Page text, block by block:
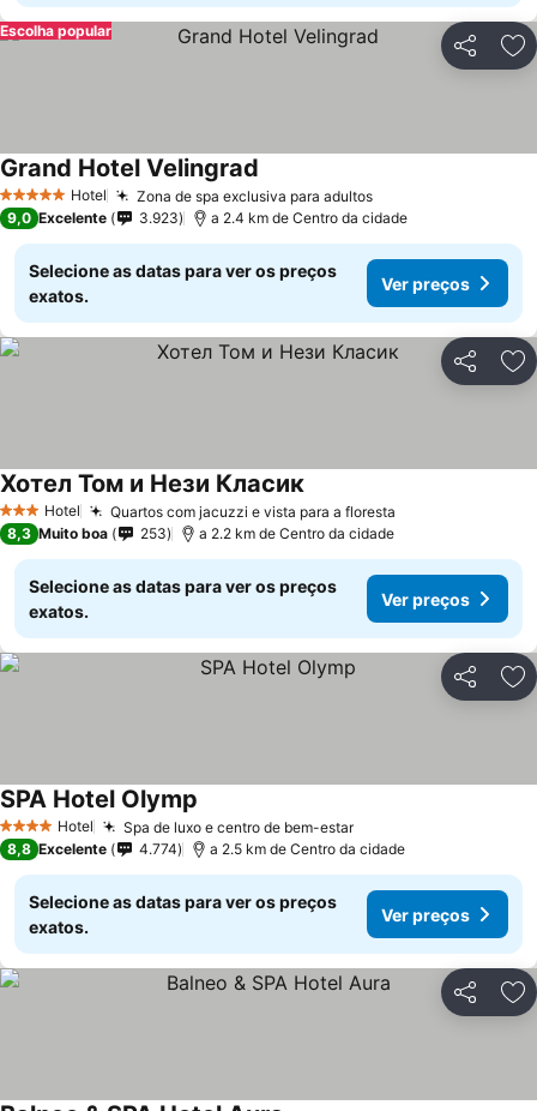
Partilhar
Escolha popular
5 Estrelas Hotel Zona de spa exclusiva para adultosVer preços
Grand Hotel Velingrad
9,0 Excelente 3.923 a 2.4 km de Centro da cidade
Selecione as datas para ver os preços
exatos.
Ver preços
Partilhar
3 EstrelasHotel Quartos com jacuzzi e vista para a floresta
Хотел Том и Нези КласикVer preços
8,3 Muito boa 253 a 2.2 km de Centro da cidade
Selecione as datas para ver os preços
exatos.
Ver preços
Partilhar
4 EstrelasHotel Spa de luxo e centro de bem-estarVer preços
SPA Hotel Olymp
8,8 Excelente 4.774 a 2.5 km de Centro da cidade
Selecione as datas para ver os preços
exatos.
Ver preços
Partilhar